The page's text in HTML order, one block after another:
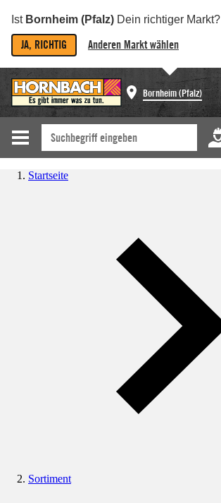
Ist Bornheim (Pfalz) Dein richtiger Markt?
JA, RICHTIG Anderen Markt wählen
Bornheim (Pfalz)
Startseite
Sortiment